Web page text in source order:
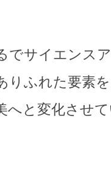
でサイエンス
りふれた要素
へと変化させて